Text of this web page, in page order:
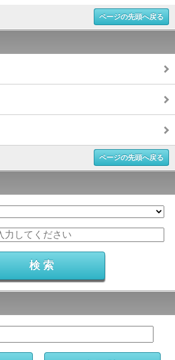
ページの先頭へ戻る
ページの先頭へ戻る